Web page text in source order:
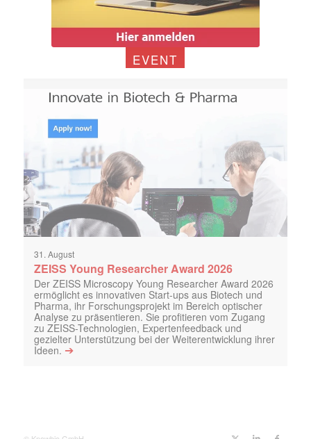
EVENT
31. August
ZEISS Young Researcher Award 2026
Der ZEISS Microscopy Young Researcher Award 2026
ermöglicht es innovativen Start-ups aus Biotech und
Pharma, ihr Forschungsprojekt im Bereich optischer
Analyse zu präsentieren. Sie profitieren vom Zugang
zu ZEISS-Technologien, Expertenfeedback und
gezielter Unterstützung bei der Weiterentwicklung ihrer
Ideen. ➔